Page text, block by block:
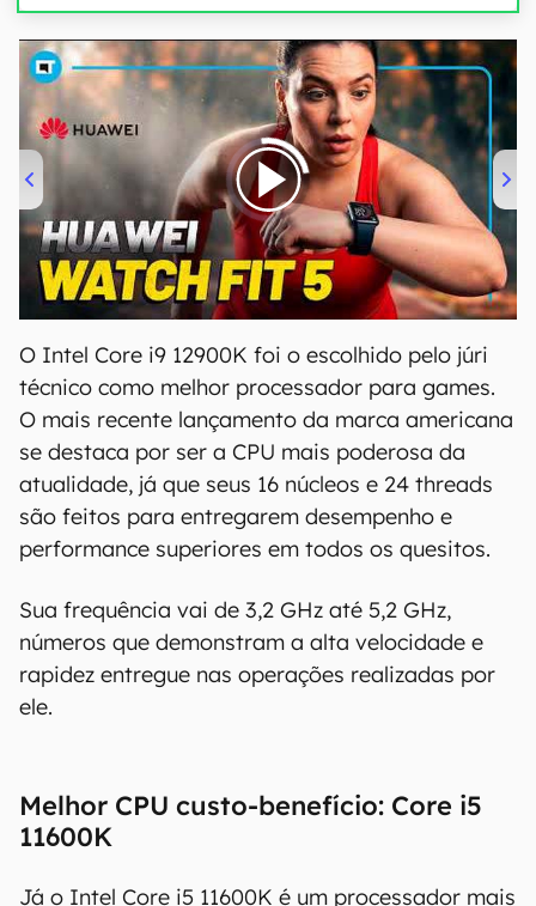
00:00/04:51
O Intel Core i9 12900K foi o escolhido pelo júri
técnico como melhor processador para games.
O mais recente lançamento da marca americana
se destaca por ser a CPU mais poderosa da
atualidade, já que seus 16 núcleos e 24 threads
são feitos para entregarem desempenho e
performance superiores em todos os quesitos.
Sua frequência vai de 3,2 GHz até 5,2 GHz,
números que demonstram a alta velocidade e
rapidez entregue nas operações realizadas por
ele.
Melhor CPU custo-benefício: Core i5
11600K
Já o Intel Core i5 11600K é um processador mais